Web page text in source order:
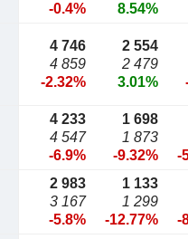
-0.4%
8.54%
4 746
4 859
-2.32%
2 554
2 479
3.01%
4 233
4 547
-6.9%
1 698
1 873
-9.32%
-
2 983
3 167
-5.8%
1 133
1 299
-12.77%
-